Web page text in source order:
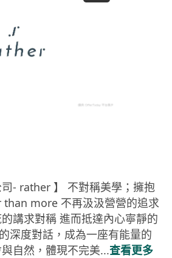
司- rather 】 不對稱美學；擁抱
more 不再汲汲營營的追求
講求對稱 進而抵達內心寧靜的
深度對話​，成為一座有能量的
自然，體現不完美...查看更多